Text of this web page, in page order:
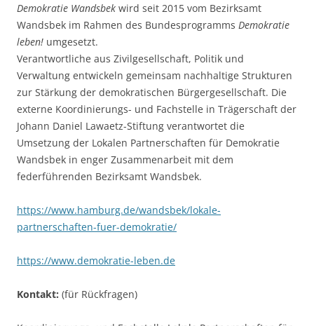
Demokratie Wandsbek wird seit 2015 vom Bezirksamt
Wandsbek im Rahmen des Bundesprogramms Demokratie
leben! umgesetzt.
Verantwortliche aus Zivilgesellschaft, Politik und
Verwaltung entwickeln gemeinsam nachhaltige Strukturen
zur Stärkung der demokratischen Bürgergesellschaft. Die
externe Koordinierungs- und Fachstelle in Trägerschaft der
Johann Daniel Lawaetz-Stiftung verantwortet die
Umsetzung der Lokalen Partnerschaften für Demokratie
Wandsbek in enger Zusammenarbeit mit dem
federführenden Bezirksamt Wandsbek.
https://www.hamburg.de/wandsbek/lokale-
partnerschaften-fuer-demokratie/
https://www.demokratie-leben.de
Kontakt: (für Rückfragen)